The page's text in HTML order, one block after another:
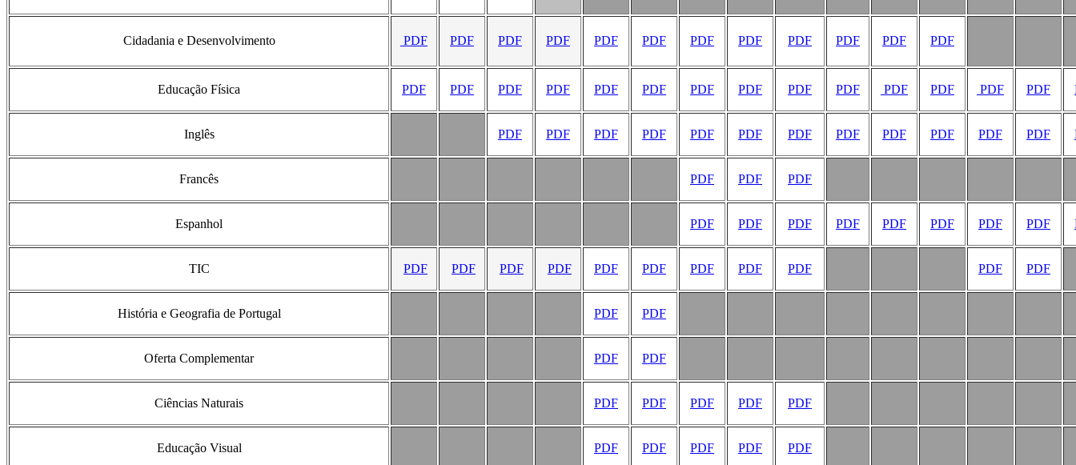
Cidadania e Desenvolvimento PDF PDF PDF PDF PDF PDF PDF PDF PDF PDF PDF PDF
Educação Física PDF PDF PDF PDF PDF PDF PDF PDF PDF PDF PDF PDF PDF PDF
Inglês PDF PDF PDF PDF PDF PDF PDF PDF PDF PDF PDF PDF
Francês PDF PDF PDF
Espanhol PDF PDF PDF PDF PDF PDF PDF PDF
TIC PDF PDF PDF PDF PDF PDF PDF PDF PDF PDF PDF
História e Geografia de Portugal PDF PDF
Oferta Complementar PDF PDF
Ciências Naturais PDF PDF PDF PDF PDF
Educação Visual PDF PDF PDF PDF PDF